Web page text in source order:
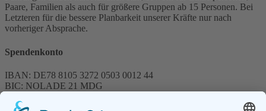
Paare, Familien als auch für größere Gruppen ab 15 Personen. Bei
Letzteren für die bessere Planbarkeit unserer Kräfte nur nach
vorheriger Absprache.
Spendenkonto
IBAN: DE78 8105 3272 0503 0012 44
BIC: NOLADE 21 MDG
Spenden können steuerlich abgesetzt werden